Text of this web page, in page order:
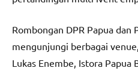
Rombongan DPR Papua dan
mengunjungi berbagai
Lukas Enembe, Istora Papua